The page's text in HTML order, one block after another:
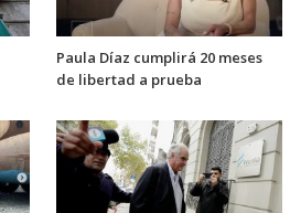
Paula Díaz cumplirá 20 meses
de libertad a prueba